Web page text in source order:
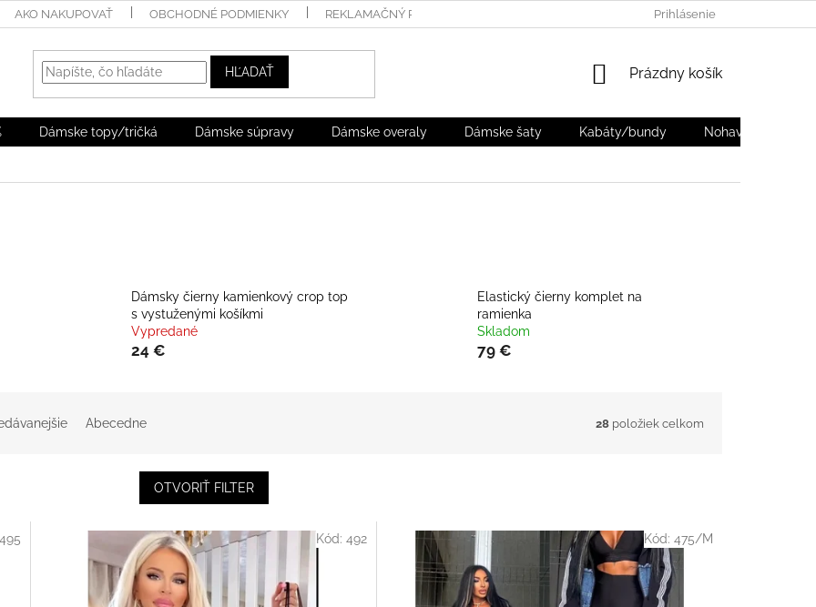
AKO NAKUPOVAŤ OBCHODNÉ PODMIENKY REKLAMAČNÝ PORIADOK DODANIE
Prihlásenie
HĽADAŤ
NÁKUPNÝ
Prázdny košík
Dámske topy/tričká Dámske súpravy Dámske overaly Dámske šaty Kabáty/bundy Nohavice
Dámsky čierny kamienkový crop top
s vystuženými košíkmi
Vypredané
24 €
Elastický čierny komplet na
ramienka
Skladom
79 €
Abecedne 28 položiek celkom
OTVORIŤ FILTER
495 Kód: 492 Kód: 475/M